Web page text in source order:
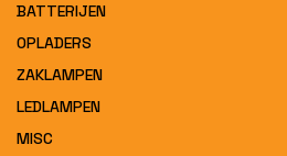
BATTERIJEN
OPLADERS
ZAKLAMPEN
LEDLAMPEN
MISC